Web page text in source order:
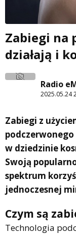
Zabiegi na
działają i
Radio
2025.05.24
Zabiegi z
w dziedzinie
Swoją
spektrum
jednoczesnej
Czym są
Technologia